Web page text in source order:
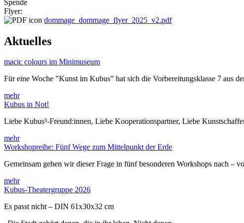
Spende
Flyer:
dommage_dommage_flyer_2025_v2.pdf
Aktuelles
macic colours im Minimuseum
Für eine Woche "Kunst im Kubus" hat sich die Vorbereitungsklasse 7 aus
mehr
Kubus in Not!
Liebe Kubus³-Freund:innen, Liebe Kooperationspartner, Liebe
mehr
Workshopreihe: Fünf Wege zum Mittelpunkt der Erde
Gemeinsam gehen wir dieser Frage in fünf besonderen Workshops nach –
mehr
Kubus-Theatergruppe 2026
Es passt nicht – DIN 61x30x32 cm